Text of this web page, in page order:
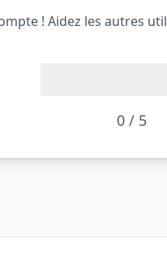
! Aidez les autres
0 / 5